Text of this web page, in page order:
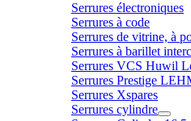
Serrures électroniques
Serrures à code
Serrures de vitrine, à
Serrures à barillet
Serrures VCS Huwil
Serrures Prestige
Serrures Xspares
Serrures cylindre